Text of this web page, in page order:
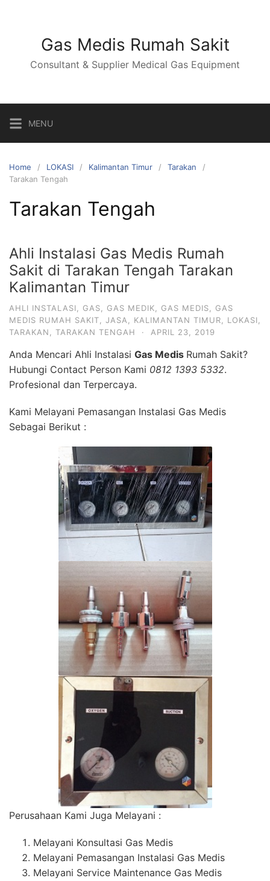
Gas Medis Rumah Sakit
Consultant & Supplier Medical Gas Equipment
MENU
Home LOKASI Kalimantan Timur
Tarakan
Tarakan Tengah
Tarakan Tengah
Ahli Instalasi Gas Medis Rumah
Sakit di Tarakan Tengah Tarakan
Kalimantan Timur
AHLI INSTALASI GAS GAS MEDIK GAS MEDIS
GAS
MEDIS RUMAH SAKIT
JASA KALIMANTAN TIMUR LOKASI
TARAKAN
TARAKAN TENGAH · APRIL 23, 2019
Anda Mencari Ahli Instalasi Gas Medis Rumah Sakit?
Hubungi Contact Person Kami 0812 1393 5332.
Profesional dan Terpercaya.
Kami Melayani Pemasangan Instalasi Gas Medis
Sebagai Berikut :
Perusahaan Kami Juga Melayani :
Melayani Konsultasi Gas Medis
Melayani Pemasangan Instalasi Gas Medis
Melayani Service Maintenance Gas Medis